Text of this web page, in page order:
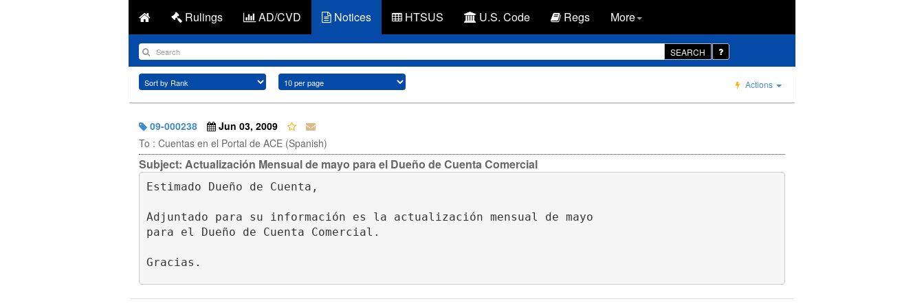
Rulings AD/CVD Notices HTSUS U.S. Code Regs More
SEARCH
Actions
09-000238
Jun 03, 2009
To : Cuentas en el Portal de ACE (Spanish)
Subject: Actualización Mensual de mayo para el Dueño de Cuenta Comercial
Estimado Dueño de Cuenta,
Adjuntado para su información es la actualización mensual de mayo
para el Dueño de Cuenta Comercial.
Gracias.